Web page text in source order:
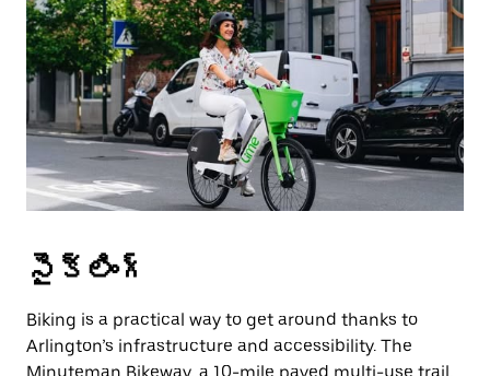
సైక్లింగ్
Biking is a practical way to get around thanks to
Arlington’s infrastructure and accessibility. The